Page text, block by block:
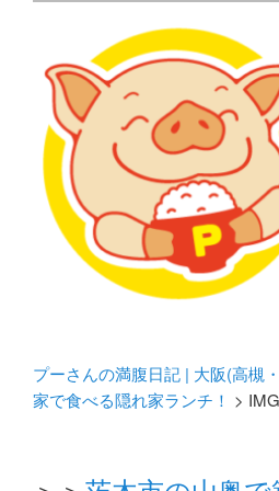
プーさん
豊中・箕
化してます。
プーさんの満腹日記 | 大阪(高槻
家で食べる隠れ家ランチ！ >